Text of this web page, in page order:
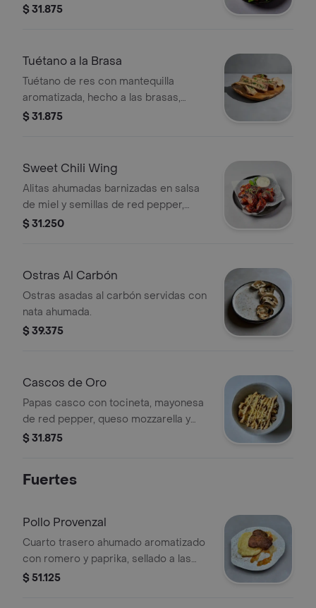
queso parmesano y jamón de pollo
$ 31.875
Tuétano a la Brasa
Tuétano de res con mantequilla
aromatizada, hecho a las brasas,
acompañado de pan de masa madre.
$ 31.875
Sweet Chili Wing
Alitas ahumadas barnizadas en salsa
de miel y semillas de red pepper,
acompañadas de papas casco.
$ 31.250
Ostras Al Carbón
Ostras asadas al carbón servidas con
nata ahumada.
$ 39.375
Cascos de Oro
Papas casco con tocineta, mayonesa
de red pepper, queso mozzarella y
parmesano.
$ 31.875
Fuertes
Pollo Provenzal
Cuarto trasero ahumado aromatizado
con romero y paprika, sellado a las
brasas acompañado de puré de papa
$ 51.125